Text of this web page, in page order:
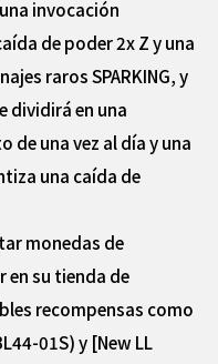
invocación
de poder 2x Z y una
raros SPARKING, y
dividirá en una
de una vez al día y una
una caída de
monedas de
en su tienda de
recompensas como
01S) y [New LL